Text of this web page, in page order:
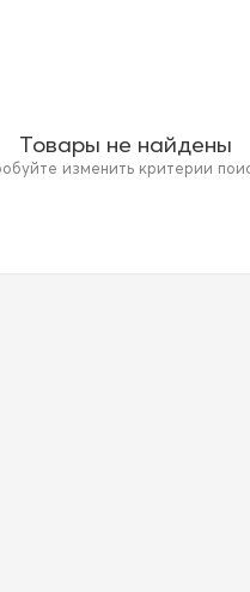
Товары не найдены
изменить критерии